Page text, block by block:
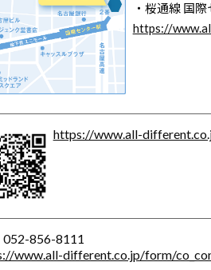
・桜通線 国
https://
https://www.all-
052-856-8111
www.all-different.co.jp/form/